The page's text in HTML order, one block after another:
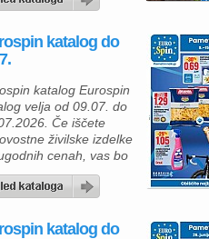
navdušila. Izdelki
za vse, ki se
glutenu, hkrati pa
sklepati
pri okusu.
vključuje sladke in
dobrote ter izdelke
[…]
katalog do
katalog Eurospin
velja od 09.07. do
Če iščete
živilske izdelke
cenah, vas bo
nova Eurospin
polna
Izkoristite
katalog do